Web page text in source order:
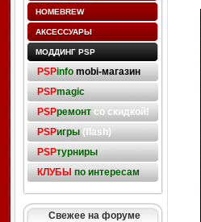
HOMEBREW
АКСЕССУАРЫ
МОДДИНГ PSP
PSPinfo mobi-магазин
PSPmagic
PSPремонтсо скидкой!
PSPигры(flash)
PSPтурниры
КЛУБЫ по интересам
Свежее на форуме